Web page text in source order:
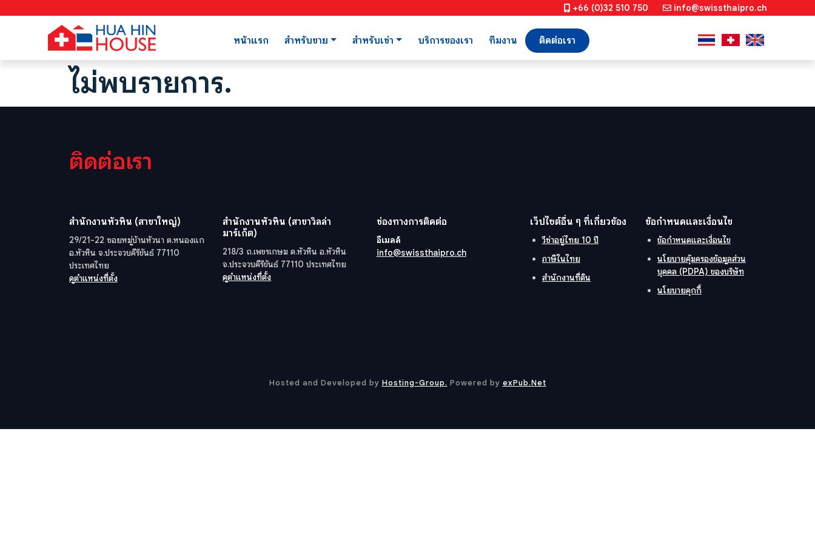
+66 (0)32 510 750 info@swissthaipro.ch
หน้าแรก สำหรับขาย สำหรับเช่า บริการของเรา ทีมงาน ติดต่อเรา
ไม่พบรายการ.
ติดต่อเรา
สำนักงานหัวหิน (สาขาใหญ่)
29/21-22 ซอยหมู่บ้านหัวนา ต.หนองแก
อ.หัวหิน จ.ประจวบคีรีขันธ์ 77110
ประเทศไทย
ดูตำแหน่งที่ตั้ง
สำนักงานหัวหิน (สาขาวิลล่า
มาร์เก็ต)
218/3 ถ.เพชรเกษม ต.หัวหิน อ.หัวหิน
จ.ประจวบคีรีขันธ์ 77110 ประเทศไทย
ดูตำแหน่งที่ตั้ง
ช่องทางการติดต่อ
อีเมลล์
info@swissthaipro.ch
เว็ปไซต์อื่น ๆ ที่เกี่ยวข้อง
วีซ่าอยู่ไทย 10 ปี
ภาษีในไทย
สำนักงานที่ดิน
ข้อกำหนดและเงื่อนไข
ข้อกำหนดและเงื่อนไข
นโยบายคุ้มครองข้อมูลส่วน
บุคคล (PDPA) ของบริษัท
นโยบายคุกกี้
Hosted and Developed by Hosting-Group. ​Powered by exPub.Net